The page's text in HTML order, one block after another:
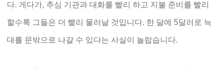
다. 게다가, 추심 기관과 대화를 빨리 하고 지불 준비를 빨리
할수록 그들은 더 빨리 물러날 것입니다. 한 달에 5달러로 늑
대를 문밖으로 나갈 수 있다는 사실이 놀랍습니다.